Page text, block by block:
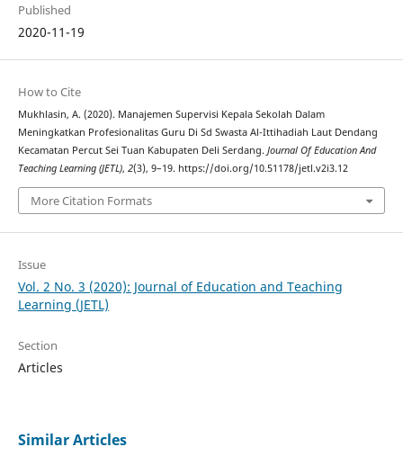
Published
2020-11-19
How to Cite
Mukhlasin, A. (2020). Manajemen Supervisi Kepala Sekolah Dalam
Meningkatkan Profesionalitas Guru Di Sd Swasta Al-Ittihadiah Laut Dendang
Kecamatan Percut Sei Tuan Kabupaten Deli Serdang. Journal Of Education And
Teaching Learning (JETL), 2(3), 9–19. https://doi.org/10.51178/jetl.v2i3.12
More Citation Formats
Issue
Vol. 2 No. 3 (2020): Journal of Education and Teaching
Learning (JETL)
Section
Articles
Similar Articles